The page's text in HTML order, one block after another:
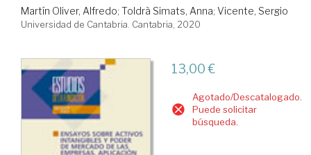
Martín Oliver, Alfredo; Toldrà Simats, Anna; Vicente, Sergio
Universidad de Cantabria. Cantabria, 2020
13,00 €
Agotado/Descatalogado.
Puede solicitar
búsqueda.